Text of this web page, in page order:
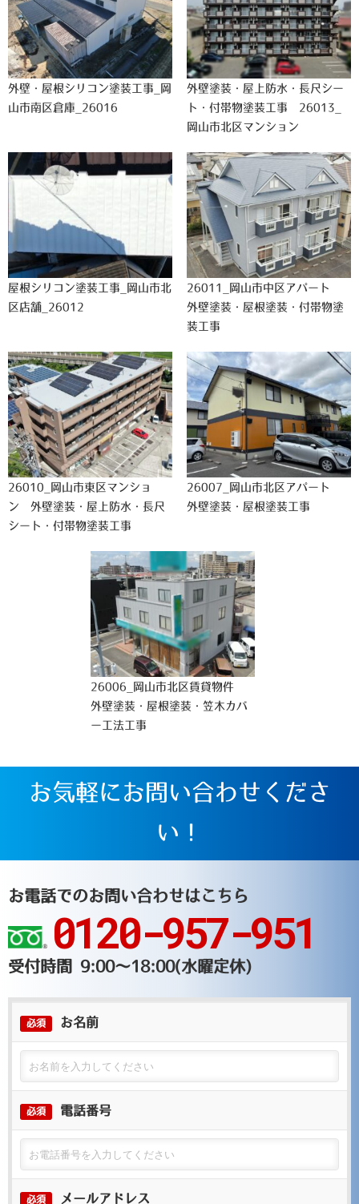
外壁・屋根シリコン塗装工事_岡
山市南区倉庫_26016
外壁塗装・屋上防水・長尺シー
ト・付帯物塗装工事 26013_
岡山市北区マンション
屋根シリコン塗装工事_岡山市北
区店舗_26012
26011_岡山市中区アパート
外壁塗装・屋根塗装・付帯物塗
装工事
26010_岡山市東区マンショ
ン 外壁塗装・屋上防水・長尺
シート・付帯物塗装工事
26007_岡山市北区アパート
外壁塗装・屋根塗装工事
26006_岡山市北区賃貸物件
外壁塗装・屋根塗装・笠木カバ
ー工法工事
お気軽にお問い合わせくださ
い！
お電話でのお問い合わせはこちら
0120-957-951
受付時間 9:00～18:00(水曜定休)
必須 お名前
必須 電話番号
必須 メールアドレス